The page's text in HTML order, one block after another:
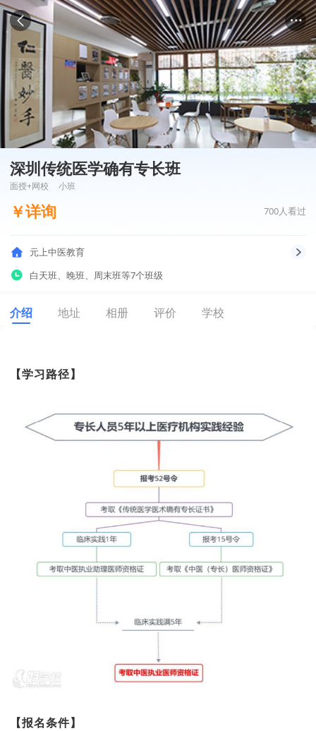
深圳传统医学确有专长班
面授+网校 小班
￥详询 700人看过
元上中医教育
白天班
晚班 周末班等7个班级
介绍 地址 相册 评价 学校
【学习路径】
【报名条件】